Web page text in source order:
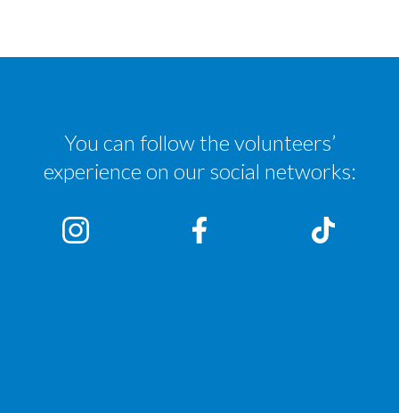
You can follow the volunteers’
experience on our social networks: